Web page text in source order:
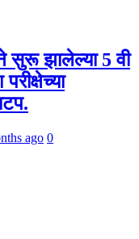
सुरू झालेल्या 5 वी
ago 0